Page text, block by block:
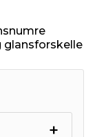
glansforskelle
+